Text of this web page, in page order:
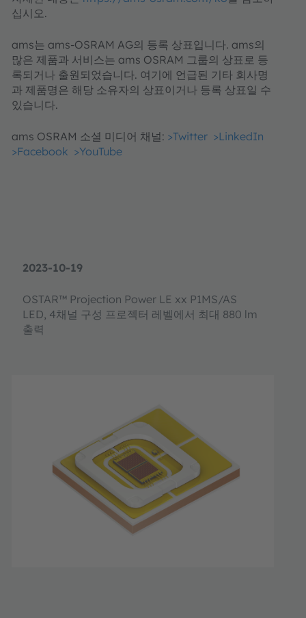
2023-10-19
OSTAR™ Projection Power LE xx P1MS/AS
LED, 4채널 구성 프로젝터 레벨에서 최대 880 lm
출력
십시오.
ams는 ams-OSRAM AG의 등록 상표입니다. ams의
많은 제품과 서비스는 ams OSRAM 그룹의 상표로 등
록되거나 출원되었습니다. 여기에 언급된 기타 회사명
과 제품명은 해당 소유자의 상표이거나 등록 상표일 수
있습니다.
ams OSRAM 소셜 미디어 채널: >Twitter >LinkedIn
>Facebook >YouTube